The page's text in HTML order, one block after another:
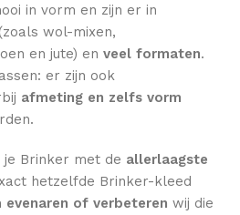
in vorm en zijn er in
(zoals wol-mixen,
en jute) en veel formaten.
er zijn ook
afmeting en zelfs vorm
je Brinker met de allerlaagste
hetzelfde Brinker-kleed
evenaren of verbeteren wij die